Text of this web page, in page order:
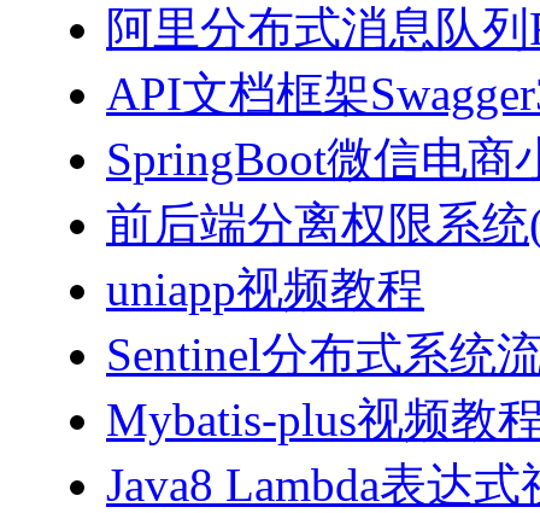
阿里分布式消息队
API文档框架
SpringBoot微信电商
前后端分离权限系统
uniapp视频教程
Sentinel分布式系统
Mybatis-plus视频教
Java8 Lambda表达